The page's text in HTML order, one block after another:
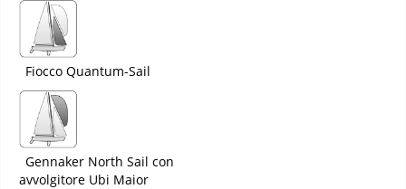
Fiocco Quantum-Sail
Gennaker North Sail con
avvolgitore Ubi Maior